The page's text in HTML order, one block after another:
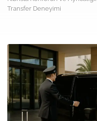
Transfer Deneyimi